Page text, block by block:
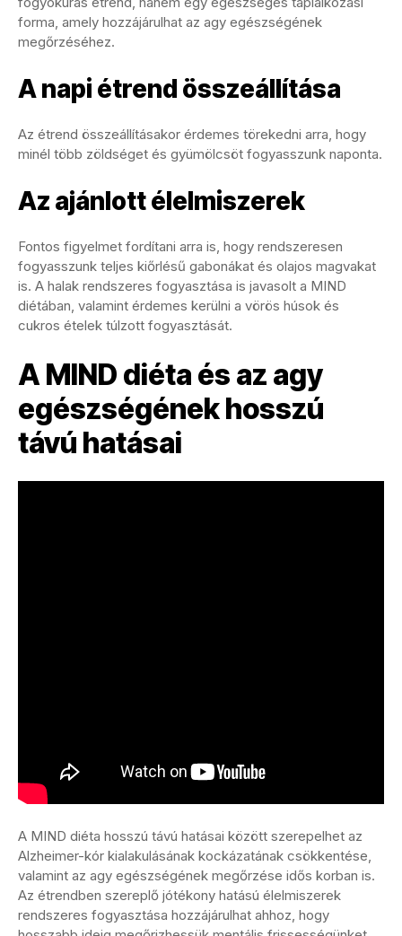
forma, amely hozzájárulhat az agy egészségének
megőrzéséhez.
A napi étrend összeállítása
Az étrend összeállításakor érdemes törekedni arra, hogy
minél több zöldséget és gyümölcsöt fogyasszunk naponta.
Az ajánlott élelmiszerek
Fontos figyelmet fordítani arra is, hogy rendszeresen
fogyasszunk teljes kiőrlésű gabonákat és olajos magvakat
is. A halak rendszeres fogyasztása is javasolt a MIND
diétában, valamint érdemes kerülni a vörös húsok és
cukros ételek túlzott fogyasztását.
A MIND diéta és az agy
egészségének hosszú
távú hatásai
A MIND diéta hosszú távú hatásai között szerepelhet az
Alzheimer-kór kialakulásának kockázatának csökkentése,
valamint az agy egészségének megőrzése idős korban is.
Az étrendben szereplő jótékony hatású élelmiszerek
rendszeres fogyasztása hozzájárulhat ahhoz, hogy